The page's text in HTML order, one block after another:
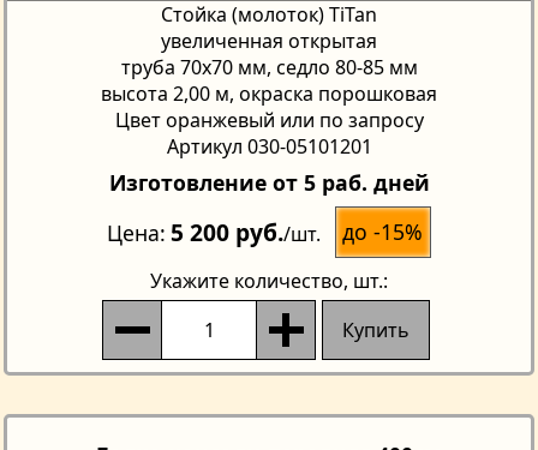
Стойка (молоток) TiTan
увеличенная открытая
труба 70х70 мм, седло 80-85 мм
высота 2,00 м, окраска порошковая
Цвет оранжевый или по запросу
Артикул 030-05101201
Изготовление от 5 раб. дней
Цена 5 200 руб./шт. до -15%
Укажите количество, шт.:
Купить